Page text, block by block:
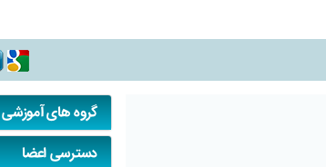
گروه های آموزشی
دسترسی اعضا